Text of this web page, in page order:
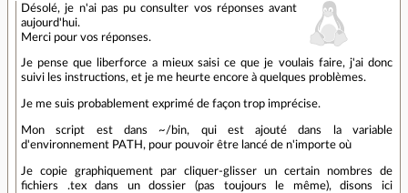
Désolé, je n'ai pas pu consulter vos réponses avant
aujourd'hui.
Merci pour vos réponses.
Je pense que liberforce a mieux saisi ce que je voulais faire, j'ai donc
suivi les instructions, et je me heurte encore à quelques problèmes.
Je me suis probablement exprimé de façon trop imprécise.
Mon script est dans ~/bin, qui est ajouté dans la variable
d'environnement PATH, pour pouvoir être lancé de n'importe où
Je copie graphiquement par cliquer-glisser un certain nombres de
fichiers .tex dans un dossier (pas toujours le même), disons ici